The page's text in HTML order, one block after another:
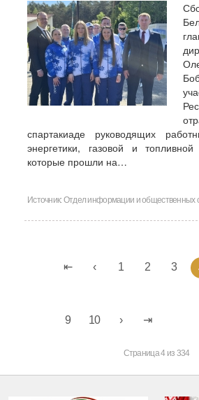
спартакиаде руководящих
энергетики, газовой и
которые прошли на…
Источник:Отдел информации и общественных
1 2 3
9 10
Страница 4 из 334